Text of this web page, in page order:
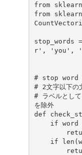
from
sklearn
from
stop_words =
r' , 'you' ,
# stop word
# 2文字以下の
# ラベルとして
を除外
def
if word
if
len (